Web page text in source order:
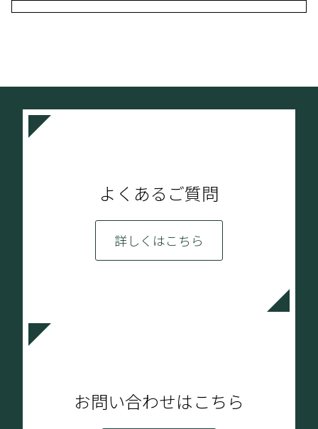
よくあるご質問
詳しくはこちら
お問い合わせはこちら